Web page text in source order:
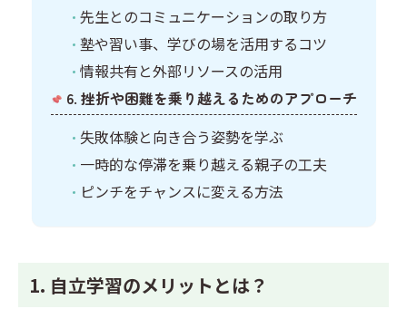
先生とのコミュニケーションの取り方
塾や習い事、学びの場を活用するコツ
情報共有と外部リソースの活用
6. 挫折や困難を乗り越えるためのアプローチ
失敗体験と向き合う姿勢を学ぶ
一時的な停滞を乗り越える親子の工夫
ピンチをチャンスに変える方法
1. 自立学習のメリットとは？